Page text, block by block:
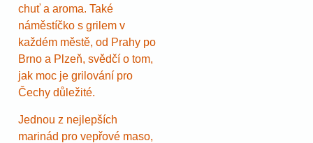
chuť a aroma. Také
náměstíčko s grilem v
každém městě, od Prahy po
Brno a Plzeň, svědčí o tom,
jak moc je grilování pro
Čechy důležité.
Jednou z nejlepších
marinád pro vepřové maso,